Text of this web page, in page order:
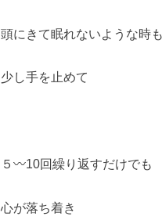
頭にきて眠れないような時
少し手を止めて
５〰10回繰り返すだけでも
心が落ち着き